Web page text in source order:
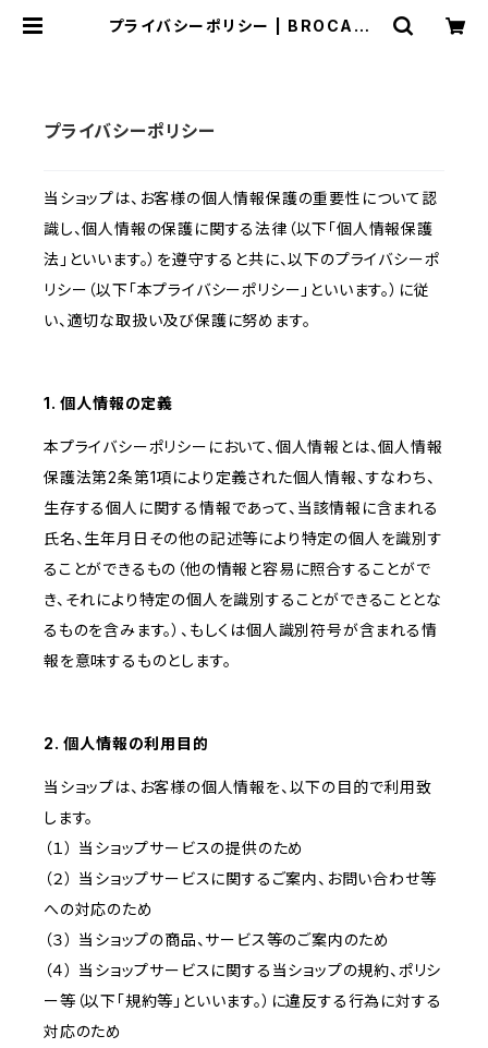
プライバシーポリシー | BROCANT
プライバシーポリシー
当ショップは、お客様の個人情報保護の重要性について認
識し、個人情報の保護に関する法律（以下「個人情報保護
法」といいます。）を遵守すると共に、以下のプライバシーポ
リシー（以下「本プライバシーポリシー」といいます。）に従
い、適切な取扱い及び保護に努めます。
1. 個人情報の定義
本プライバシーポリシーにおいて、個人情報とは、個人情報
保護法第2条第1項により定義された個人情報、すなわち、
生存する個人に関する情報であって、当該情報に含まれる
氏名、生年月日その他の記述等により特定の個人を識別す
ることができるもの（他の情報と容易に照合することがで
き、それにより特定の個人を識別することができることとな
るものを含みます。）、もしくは個人識別符号が含まれる情
報を意味するものとします。
2. 個人情報の利用目的
当ショップは、お客様の個人情報を、以下の目的で利用致
します。
（１） 当ショップサービスの提供のため
（２） 当ショップサービスに関するご案内、お問い合わせ等
への対応のため
（３） 当ショップの商品、サービス等のご案内のため
（４） 当ショップサービスに関する当ショップの規約、ポリシ
ー等（以下「規約等」といいます。）に違反する行為に対する
対応のため